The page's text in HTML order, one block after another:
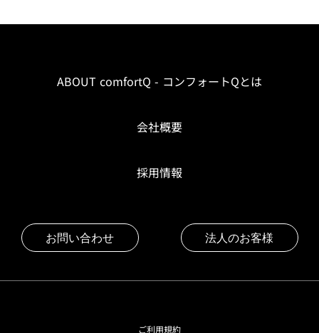
ABOUT comfortQ - コンフォートQとは
会社概要
採用情報
お問い合わせ 法人のお客様
ご利用規約